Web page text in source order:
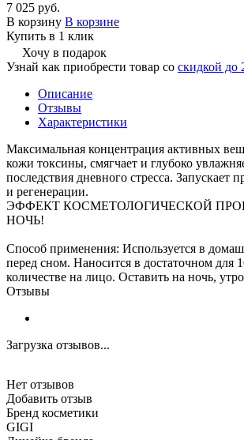
7 025 руб.
В корзину В корзине
Купить в 1 клик
Хочу в подарок
Узнай как приобрести товар со скидкой до
Описание
Отзывы
Характеристики
Максимальная концентрация активных
кожи токсины, смягчает и глубоко
последствия дневного стресса. Запускает
и регенерации.
ЭФФЕКТ КОСМЕТОЛОГИЧЕСКОЙ
НОЧЬ!
Способ применения: Используется в
перед сном. Наносится в достаточном для
количестве на лицо. Оставить на ночь,
Отзывы
Загрузка отзывов...
Нет отзывов
Добавить отзыв
Бренд косметики
GIGI